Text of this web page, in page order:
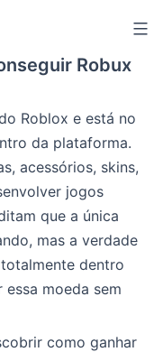
Robux
Roblox e está no
da plataforma.
acessórios, skins,
jogos
que a única
mas a verdade
dentro
moeda sem
como ganhar